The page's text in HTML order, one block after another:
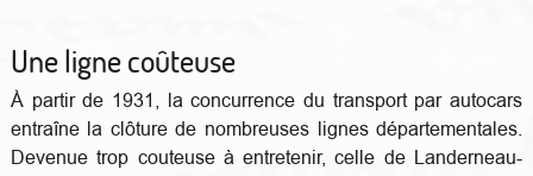
Une ligne coûteuse
À partir de 1931, la concurrence du transport par autocars
entraîne la clôture de nombreuses lignes départementales.
Devenue trop couteuse à entretenir, celle de Landerneau-